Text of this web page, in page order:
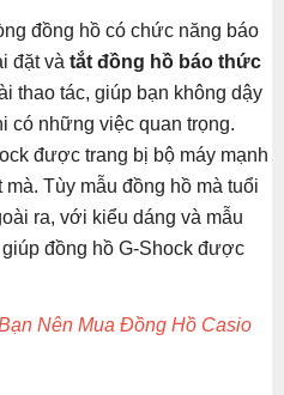
đồng hồ có chức năng báo
đặt và tắt đồng hồ báo thức
thao tác, giúp bạn không dậy
có những việc quan trọng.
được trang bị bộ máy mạnh
Tùy mẫu đồng hồ mà tuổi
ra, với kiểu dáng và mẫu
đồng hồ G-Shock được
Nên Mua Đồng Hồ Casio